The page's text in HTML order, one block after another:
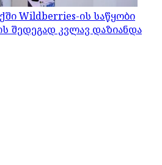
Wildberries-ის საწყობი
შედეგად კვლავ დაზიანდა